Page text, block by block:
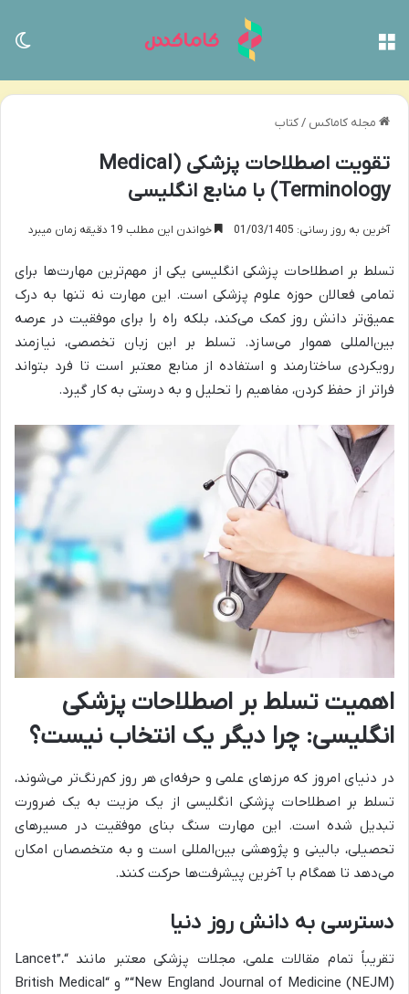
مجله کاماکس /کتاب
تقویت اصطلاحات پزشکی (Medical
Terminology) با منابع انگلیسی
آخرین به روز رسانی: 01/03/1405 خواندن این مطلب 19 دقیقه زمان میبرد
تسلط بر اصطلاحات پزشکی انگلیسی یکی از مهم‌ترین مهارت‌ها برای
تمامی فعالان حوزه علوم پزشکی است. این مهارت نه تنها به درک
عمیق‌تر دانش روز کمک می‌کند، بلکه راه را برای موفقیت در عرصه
بین‌المللی هموار می‌سازد. تسلط بر این زبان تخصصی، نیازمند
رویکردی ساختارمند و استفاده از منابع معتبر است تا فرد بتواند
فراتر از حفظ کردن، مفاهیم را تحلیل و به درستی به کار گیرد.
اهمیت تسلط بر اصطلاحات پزشکی
انگلیسی: چرا دیگر یک انتخاب نیست؟
در دنیای امروز که مرزهای علمی و حرفه‌ای هر روز کم‌رنگ‌تر می‌شوند،
تسلط بر اصطلاحات پزشکی انگلیسی از یک مزیت به یک ضرورت
تبدیل شده است. این مهارت سنگ بنای موفقیت در مسیرهای
تحصیلی، بالینی و پژوهشی بین‌المللی است و به متخصصان امکان
می‌دهد تا همگام با آخرین پیشرفت‌ها حرکت کنند.
دسترسی به دانش روز دنیا
تقریباً تمام مقالات علمی، مجلات پزشکی معتبر مانند “Lancet”،
“New England Journal of Medicine (NEJM)” و “British Medical